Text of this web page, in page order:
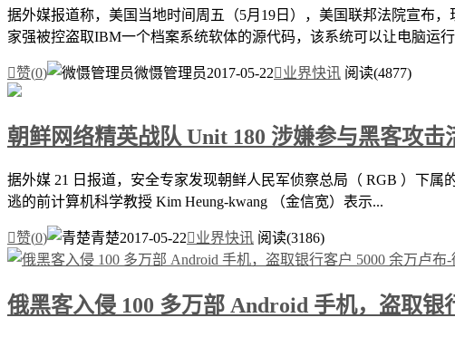
据外媒报道称，美国当地时间周五（5月19日），美国联邦法院宣布
家强被控盗取IBM一个档案系统软体的源代码，该系统可以让电脑运
赞(0) 微慑管理员2017-05-22业界快讯 阅读(4877)
朝鲜网络精英战队 Unit 180 涉嫌参与黑客攻击
据外媒 21 日报道，安全专家发现朝鲜人民军侦察总局（ RGB ）下
逃的前计算机科学教授 Kim Heung-kwang （金信宽）表示...
赞(0) 青楚2017-05-22业界快讯 阅读(3186)
俄黑客入侵 100 多万部 Android 手机，盗取银